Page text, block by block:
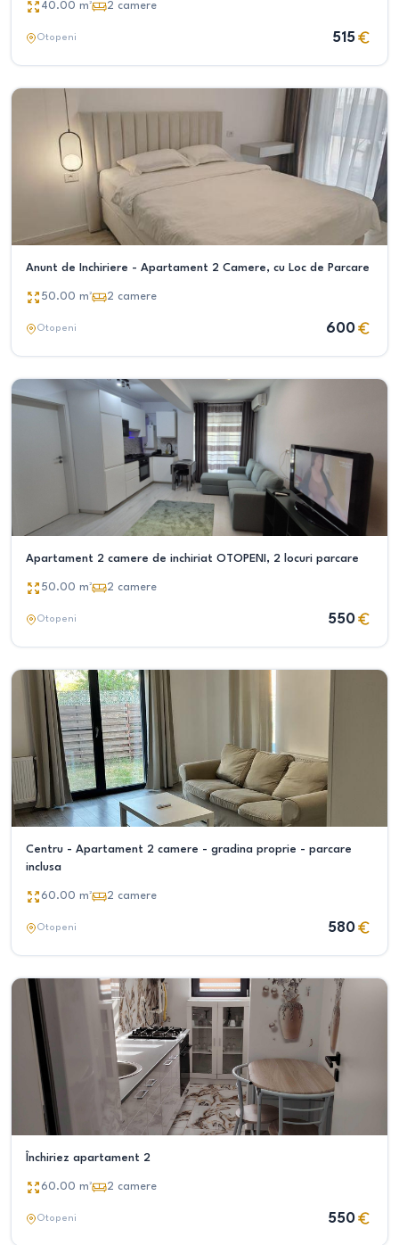
40.00 m² 2 camere
Otopeni 515
Anunt de Inchiriere - Apartament 2 Camere, cu Loc de Parcare
50.00 m² 2 camere
Otopeni 600
Apartament 2 camere de inchiriat OTOPENI, 2 locuri parcare
50.00 m² 2 camere
Otopeni 550
Centru - Apartament 2 camere - gradina proprie - parcare
inclusa
60.00 m² 2 camere
Otopeni 580
Închiriez apartament 2
60.00 m² 2 camere
Otopeni 550